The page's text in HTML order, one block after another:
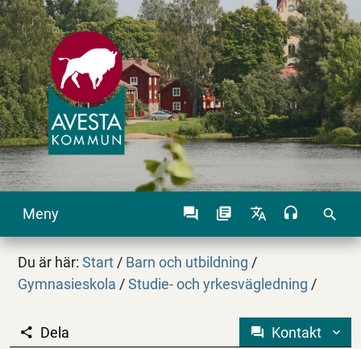
Meny search
Du är här:Start / Barn och utbildning /
Gymnasieskola / Studie- och yrkesvägledning /
Dela Kontakt